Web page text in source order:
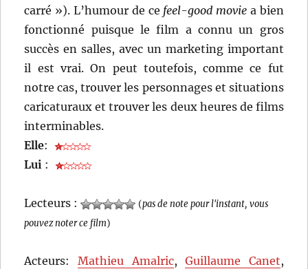
carré »). L’humour de ce feel-good movie a bien
fonctionné puisque le film a connu un gros
succès en salles, avec un marketing important
il est vrai. On peut toutefois, comme ce fut
notre cas, trouver les personnages et situations
caricaturaux et trouver les deux heures de films
interminables.
Elle:
Lui :
Lecteurs : (pas de note pour l'instant, vous
pouvez noter ce film)
Acteurs: Mathieu Amalric,Guillaume Canet,